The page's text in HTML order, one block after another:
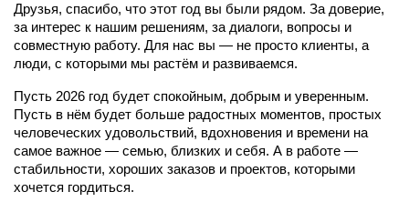
Друзья, спасибо, что этот год вы были рядом. За доверие,
за интерес к нашим решениям, за диалоги, вопросы и
совместную работу. Для нас вы — не просто клиенты, а
люди, с которыми мы растём и развиваемся.
Пусть 2026 год будет спокойным, добрым и уверенным.
Пусть в нём будет больше радостных моментов, простых
человеческих удовольствий, вдохновения и времени на
самое важное — семью, близких и себя. А в работе —
стабильности, хороших заказов и проектов, которыми
хочется гордиться.